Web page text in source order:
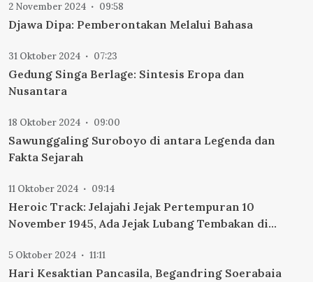
2 November 2024 09:58
Djawa Dipa: Pemberontakan Melalui Bahasa
31 Oktober 2024 07:23
Gedung Singa Berlage: Sintesis Eropa dan
Nusantara
18 Oktober 2024 09:00
Sawunggaling Suroboyo di antara Legenda dan
Fakta Sejarah
11 Oktober 2024 09:14
Heroic Track: Jelajahi Jejak Pertempuran 10
November 1945, Ada Jejak Lubang Tembakan di
5 Oktober 2024 11:11
Hari Kesaktian Pancasila, Begandring Soerabaia